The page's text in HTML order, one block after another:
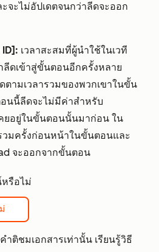
ะไม่อัปเดตจนกว่าลีดจะออก
ID]: เวลาสะสมที่ผู้นำใช้ในเวที
ดเข้าสู่ขั้นตอนอีกครั้งหลาย
ามเวลารวมของพวกเขาในขั้น
นนี้ลีดจะไม่มีค่าสำหรับ
ยอยู่ในขั้นตอนนั้นมาก่อน ใน
มครั้งก่อนหน้าในขั้นตอนและ
จะออกจากขั้นตอน
รือไม่
ติชมเอกสารเท่านั้น เรียนรู้วิธี